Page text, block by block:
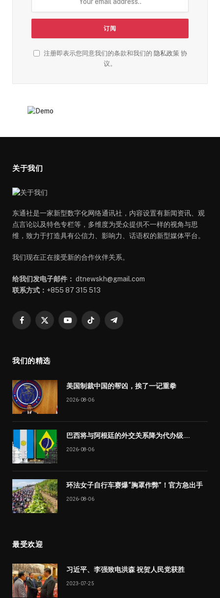
注册即表示您同意我们的条款和我们的 隐私政策协
议。
关于我们
东通社是一家新型数字化网络通讯社，内容设置有新闻资讯、观
点言论以及特色专栏等，多维度为受众提供不一样的视角与思
维，致力于打造具有公信力、影响力、话语权的新型媒体平台。
我们现在正在接受新的合作伙伴关系。
给我们发电子邮件： dtnewskh@gmail.com
联系方式： +855 87 315 513
Facebook
X
YouTubeTikTok Telegram
我们的精选
美国制裁中国的帮凶，挨了一记重拳
2026-08-06
巴西将与阿根廷的外交关系降为代办级….
2026-08-06
环法女子自行车赛爆“胸罩作弊”！官方急出手
2026-08-06
最受欢迎
习近平、李强致电洪森 祝贺人民党获胜
2023-07-25